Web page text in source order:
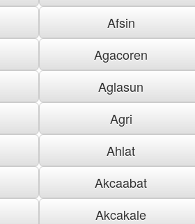
Afsin
Agacoren
Aglasun
Agri
Ahlat
Akcaabat
Akcakale